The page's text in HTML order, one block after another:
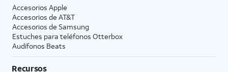
Accesorios Apple
Accesorios de AT&T
Accesorios de Samsung
Estuches para teléfonos Otterbox
Audífonos Beats
Recursos